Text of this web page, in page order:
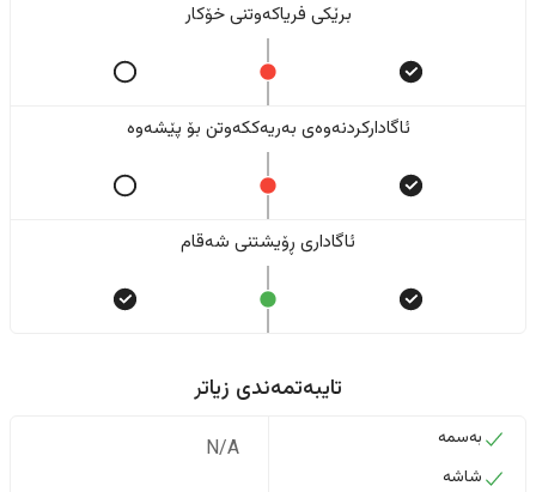
برێکی فریاکەوتنی خۆکار
ئاگادارکردنەوەی بەریەککەوتن بۆ پێشەوە
ئاگاداری ڕۆیشتنی شەقام
تایبەتمەندی زیاتر
بەسمە
شاشە
N/A